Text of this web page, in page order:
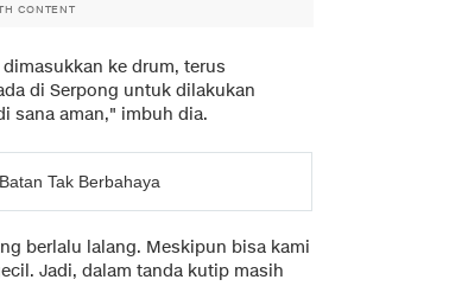
CONTENT
ke drum, terus
di Serpong untuk dilakukan
sana aman," imbuh dia.
Tak Berbahaya
berlalu lalang. Meskipun bisa kami
Jadi, dalam tanda kutip masih